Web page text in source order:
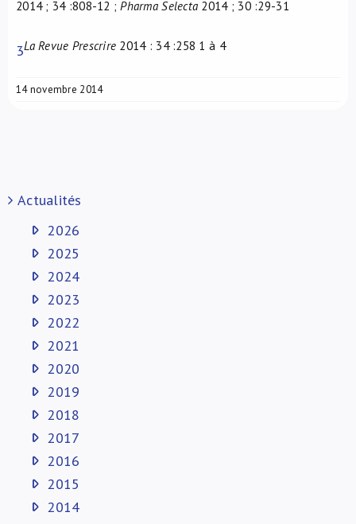
2014 ; 34 :808-12 ;Pharma Selecta 2014 ; 30 :29-31
3La Revue Prescrire 2014 : 34 :258 1 à 4
14 novembre 2014
Actualités
2026
2025
2024
2023
2022
2021
2020
2019
2018
2017
2016
2015
2014